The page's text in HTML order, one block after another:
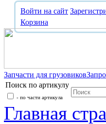
Войти на сайт
Корзина
Запчасти для грузовиков
Поиск по артикулу
- по части артикула
Главная